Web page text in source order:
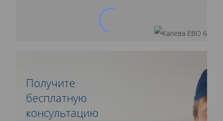
Получите
бесплатную
консультацию